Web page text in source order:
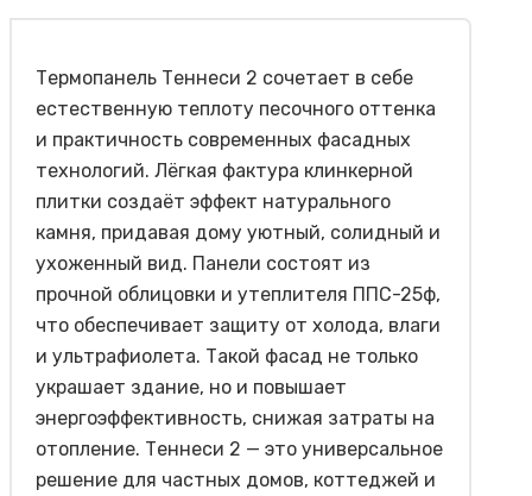
Термопанель Теннеси 2 сочетает в себе
естественную теплоту песочного оттенка
и практичность современных фасадных
технологий. Лёгкая фактура клинкерной
плитки создаёт эффект натурального
камня, придавая дому уютный, солидный и
ухоженный вид. Панели состоят из
прочной облицовки и утеплителя ППС-25ф,
что обеспечивает защиту от холода, влаги
и ультрафиолета. Такой фасад не только
украшает здание, но и повышает
энергоэффективность, снижая затраты на
отопление. Теннеси 2 — это универсальное
решение для частных домов, коттеджей и